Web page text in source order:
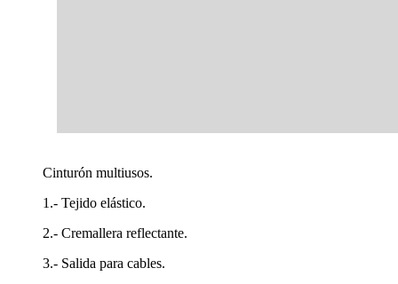
Cinturón multiusos.
1.- Tejido elástico.
2.- Cremallera reflectante.
3.- Salida para cables.